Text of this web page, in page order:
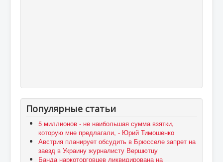
Популярные статьи
5 миллионов - не наибольшая сумма взятки,
которую мне предлагали, - Юрий Тимошенко
Австрия планирует обсудить в Брюсселе запрет на
заезд в Украину журналисту Вершютцу
Банда наркоторговцев ликвидирована на